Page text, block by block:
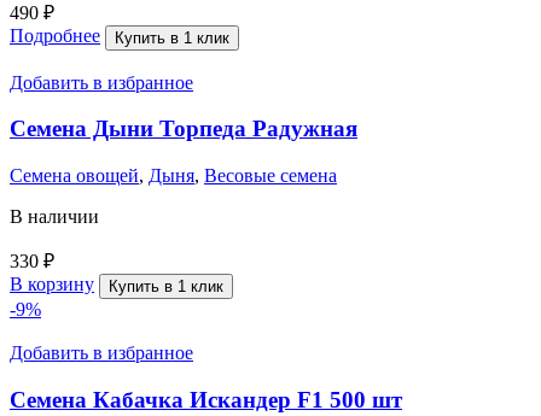
490 ₽
Подробнее
Купить в 1 клик
Добавить в избранное
Семена Дыни Торпеда Радужная
Семена овощей, Дыня, Весовые семена
В наличии
330 ₽
В корзину
Купить в 1 клик
-9%
Добавить в избранное
Семена Кабачка Искандер F1 500 шт